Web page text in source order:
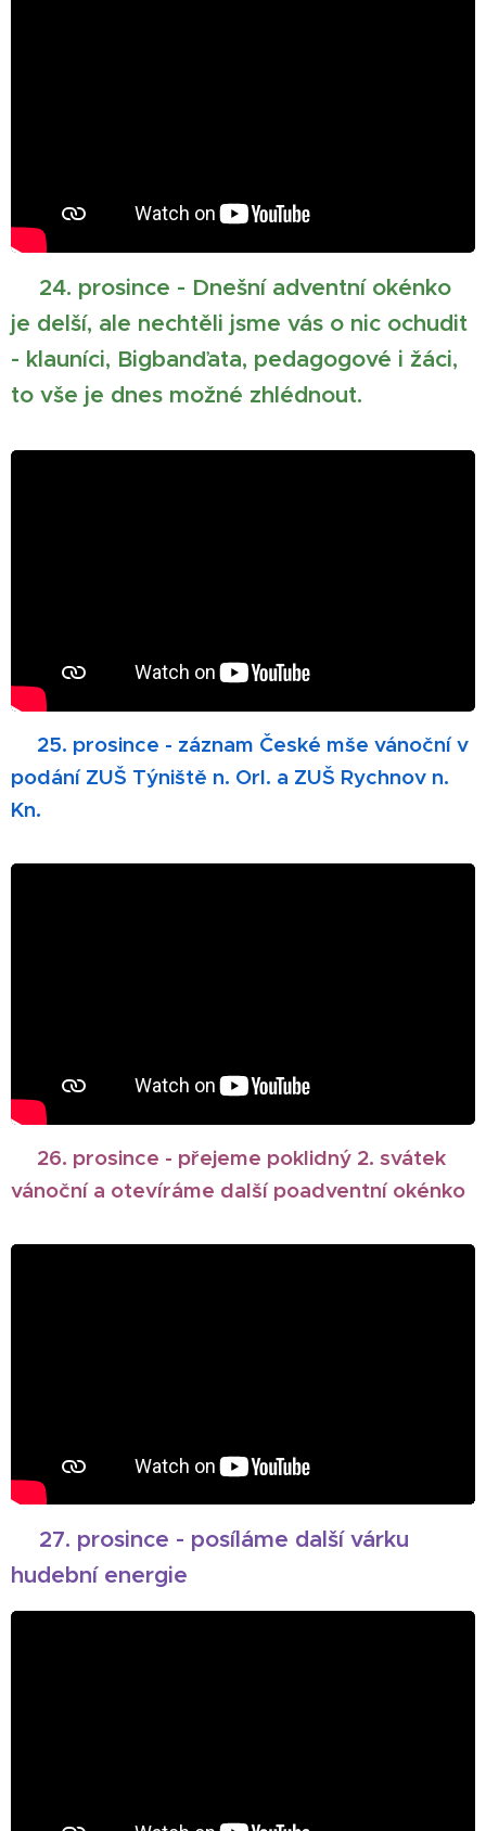
🎄24. prosince - Dnešní adventní okénko
je delší, ale nechtěli jsme vás o nic ochudit
- klauníci, Bigbanďata, pedagogové i žáci,
to vše je dnes možné zhlédnout.
25. prosince - záznam České mše vánoční v
podání ZUŠ Týniště n. Orl. a ZUŠ Rychnov n.
Kn.
🎄26. prosince - přejeme poklidný 2. svátek
vánoční a otevíráme další poadventní okénko
🎄27. prosince - posíláme další várku
hudební energie